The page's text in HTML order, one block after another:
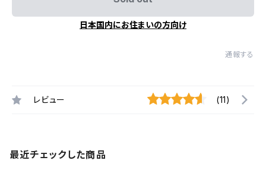
日本国内にお住まいの方向け
通報する
レビュー (11)
最近チェックした商品